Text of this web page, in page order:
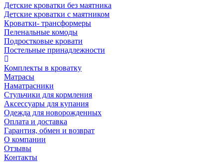
Детские кроватки без маятника
Детские кроватки с маятником
Кроватки- трансформеры
Пеленальные комоды
Подростковые кровати
Постельные принадлежности
Комплекты в кроватку
Матрасы
Наматрасники
Стульчики для кормления
Аксессуары для купания
Одежда для новорожденных
Оплата и доставка
Гарантия, обмен и возврат
О компании
Отзывы
Контакты